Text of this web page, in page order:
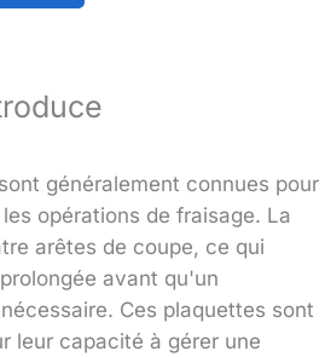
généralement connues pour
opérations de fraisage. La
arêtes de coupe, ce qui
avant qu'un
Ces plaquettes sont
leur capacité à gérer une